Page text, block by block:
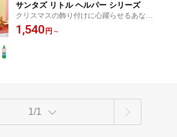
サンタズ リトル ヘルパー シリーズ
クリスマスの飾り付けに心躍らせるあなた
を、Sonny Angelがお手伝い。
1,540 円 ～
1/1